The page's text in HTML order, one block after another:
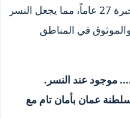
كل هذه الخدمات مدعومة بخبرة 27 عاماً، مما يجعل النسر
في المناطق
موجود عند النسر.
عمان بأمان تام مع